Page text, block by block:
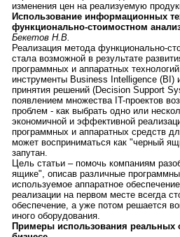
изменения цен на реализуемую
Использование информационных
функционально-стоимостном
Бекетов Н.В.
Реализация метода функционально-
стала возможной в результате
программных и аппаратных
инструменты Business Intelligence (BI)
принятия решений (Decision Support
появлением множества IT-проектов
проблем - как выбрать одно или
экономичной и эффективной
программных и аппаратных средств
может восприниматься как "черный
запутан.
Цель статьи – помочь компаниям
ящике", описав различные
используемое аппаратное
реализации на первом месте всегда
обеспечение, а уже потом решается
иного оборудования.
Примеры использования реальных